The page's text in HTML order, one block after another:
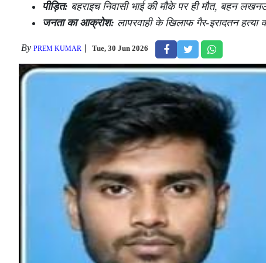
पीड़ित: बहराइच निवासी भाई की मौके पर ही मौत, बहन
जनता का आक्रोश: लापरवाही के खिलाफ गैर-इरादतन हत्या
By PREM KUMAR Tue, 30 Jun 2026